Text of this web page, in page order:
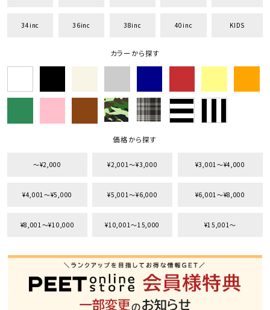
34inc 36inc 38inc 40inc KIDS
カラーから探す
価格から探す
〜¥2,000 ¥2,001〜¥3,000 ¥3,001〜¥4,000
¥4,001〜¥5,000 ¥5,001〜¥6,000 ¥6,001〜¥8,000
¥8,001〜¥10,000 ¥10,001〜15,000 ¥15,001〜